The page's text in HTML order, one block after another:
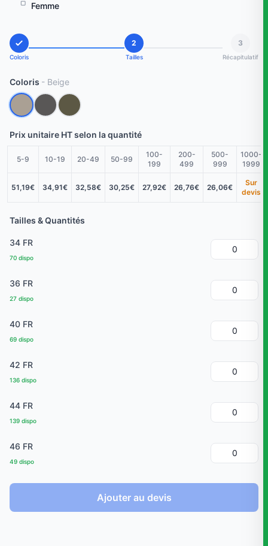
Femme
Coloris
2
Tailles
3
Récapitulatif
Coloris - Beige
Prix unitaire HT selon la quantité
5-9 10-19 20-49 50-99
100-
199
200-
499
500-
999
1000-
1999
51,19€ 34,91€ 32,58€ 30,25€ 27,92€ 26,76€ 26,06€
Sur
devis
Tailles & Quantités
34 FR
70 dispo
36 FR
27 dispo
40 FR
69 dispo
42 FR
136 dispo
44 FR
139 dispo
46 FR
49 dispo
Ajouter au devis